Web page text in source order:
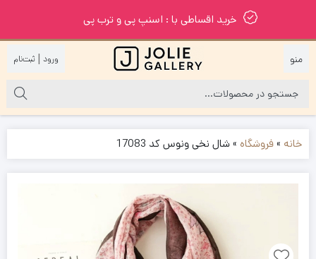
خرید اقساطی با : اسنپ پی و ترب پی
|
خانه »فروشگاه »شال نخی ونوس کد 17083